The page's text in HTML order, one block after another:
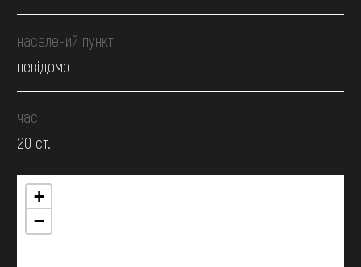
населений пункт
невідомо
час
20 ст.
+
−